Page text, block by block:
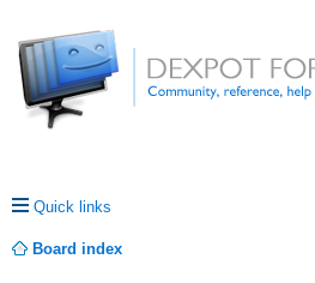
Quick links
Board index